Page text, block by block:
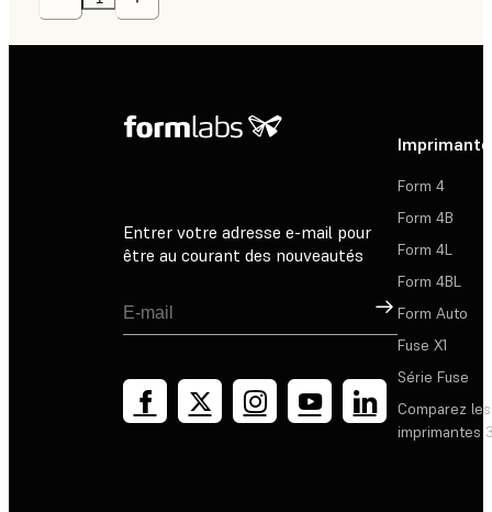
Entrer votre adresse e-mail pour
être au courant des nouveautés
Inscription
Form 4
Form 4B
Form 4L
Form 4BL
Form Auto
Fuse X1
Série Fuse
Comparez les
imprimantes